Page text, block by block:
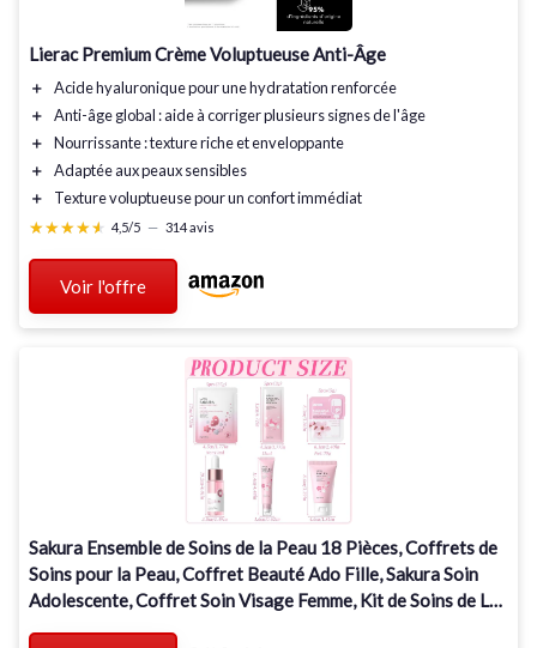
Lierac Premium Crème Voluptueuse Anti-Âge
＋ Acide hyaluroniquepour une hydratation renforcée
＋
Anti-âge global : aide à corriger plusieurs signes de l'âge
＋
Nourrissante: texture riche et enveloppante
＋
Adaptée aux peaux sensibles
＋
Texture voluptueusepour un confort immédiat
★★★★★
★★★★★ 4,5/5 — 314 avis
Voir l'offre
Sakura Ensemble de Soins de la Peau 18 Pièces, Coffrets de
Soins pour la Peau, Coffret Beauté Ado Fille, Sakura Soin
Adolescente, Coffret Soin Visage Femme, Kit de Soins de La